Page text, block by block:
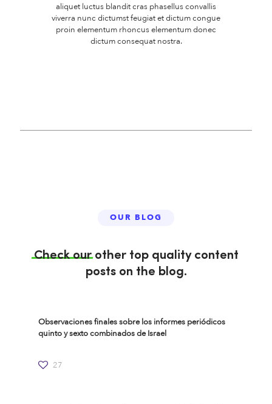
aliquet luctus blandit cras phasellus convallis
viverra nunc dictumst feugiat et dictum congue
proin elementum rhoncus elementum donec
dictum consequat nostra.
OUR BLOG
Check ourother top quality content
posts on the blog.
Observaciones finales sobre los informes periódicos
quinto y sexto combinados de Israel
27